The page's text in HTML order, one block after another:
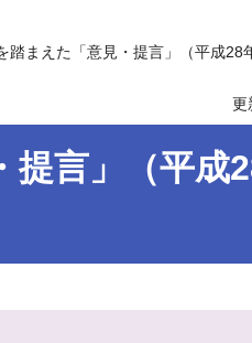
まえた「意見・提言」（平成28
更
提言」（平成